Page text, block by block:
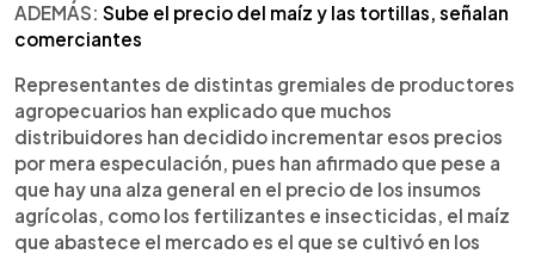
ADEMÁS: Sube el precio del maíz y las tortillas, señalan
comerciantes
Representantes de distintas gremiales de productores
agropecuarios han explicado que muchos
distribuidores han decidido incrementar esos precios
por mera especulación, pues han afirmado que pese a
que hay una alza general en el precio de los insumos
agrícolas, como los fertilizantes e insecticidas, el maíz
que abastece el mercado es el que se cultivó en los